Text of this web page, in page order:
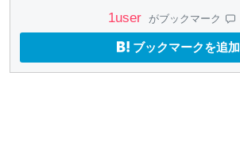
1user がブックマーク
ブックマークを追加